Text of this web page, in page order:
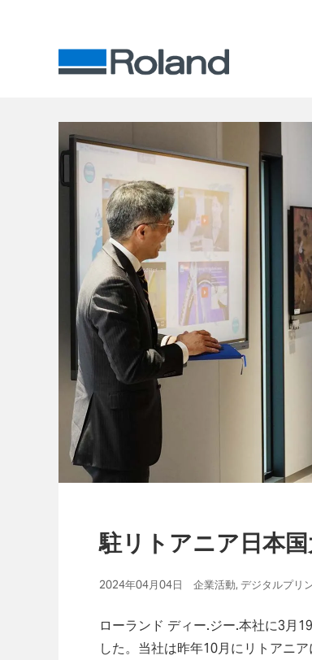
駐リトアニア日本
2024年04月04日 企業活動, デジタルプリ
ローランド ディー.ジー.本社に3月
した。当社は昨年10月にリトアニ